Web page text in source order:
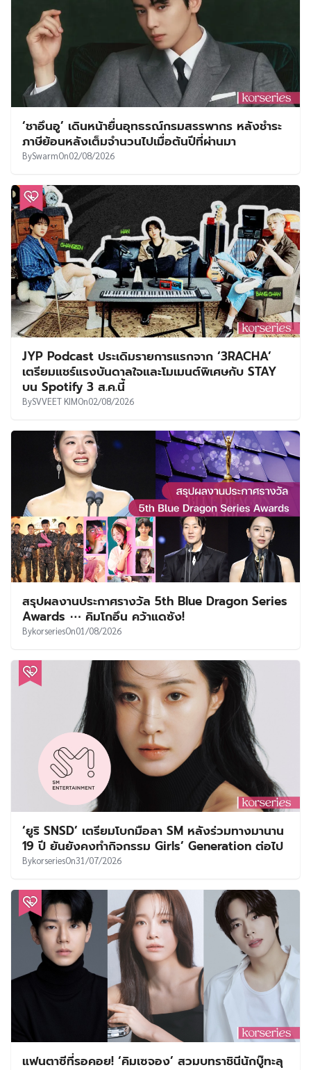
‘ชาอึนอู’ เดินหน้ายื่นอุทธรณ์กรมสรรพากร หลังชำระ
ภาษีย้อนหลังเต็มจำนวนไปเมื่อต้นปีที่ผ่านมา
BySwarmOn02/08/2026
JYP Podcast ประเดิมรายการแรกจาก ‘3RACHA’
เตรียมแชร์แรงบันดาลใจและโมเมนต์พิเศษกับ STAY
บน Spotify 3 ส.ค.นี้
BySVVEET KIMOn02/08/2026
สรุปผลงานประกาศรางวัล 5th Blue Dragon Series
Awards ⋯ คิมโกอึน คว้าแดซัง!
BykorseriesOn01/08/2026
‘ยูริ SNSD’ เตรียมโบกมือลา SM หลังร่วมทางมานาน
19 ปี ยันยังคงทำกิจกรรม Girls’ Generation ต่อไป
BykorseriesOn31/07/2026
แฟนตาซีที่รอคอย! ‘คิมเซจอง’ สวมบทราชินีนักบู๊ทะลุ